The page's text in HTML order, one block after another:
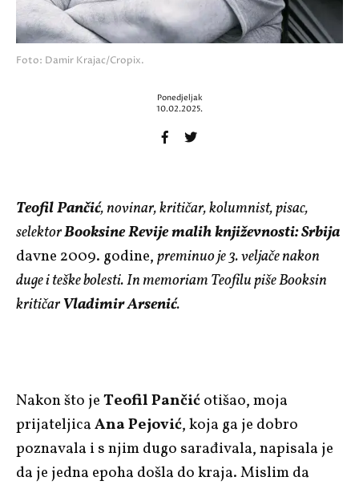
Foto: Damir Krajac/Cropix.
Ponedjeljak
10.02.2025.
Teofil Pančić, novinar, kritičar, kolumnist, pisac,
selektorBooksine Revije malih književnosti: Srbija
davne 2009. godine,preminuo je 3. veljače nakon
duge i teške bolesti. In memoriam Teofilu piše Booksin
kritičarVladimir Arsenić.
Nakon što jeTeofil Pančićotišao, moja
prijateljicaAna Pejović, koja ga je dobro
poznavala i s njim dugo sarađivala, napisala je
da je jedna epoha došla do kraja. Mislim da